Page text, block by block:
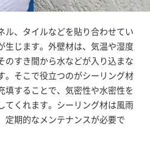
ル、タイルなどを貼り合わせてい
生じます。外壁材は、気温や湿度
のすき間から水などが入り込まな
。そこで役立つのがシーリング材
填することで、気密性や水密性を
てくれます。シーリング材は風雨
定期的なメンテナンスが必要で